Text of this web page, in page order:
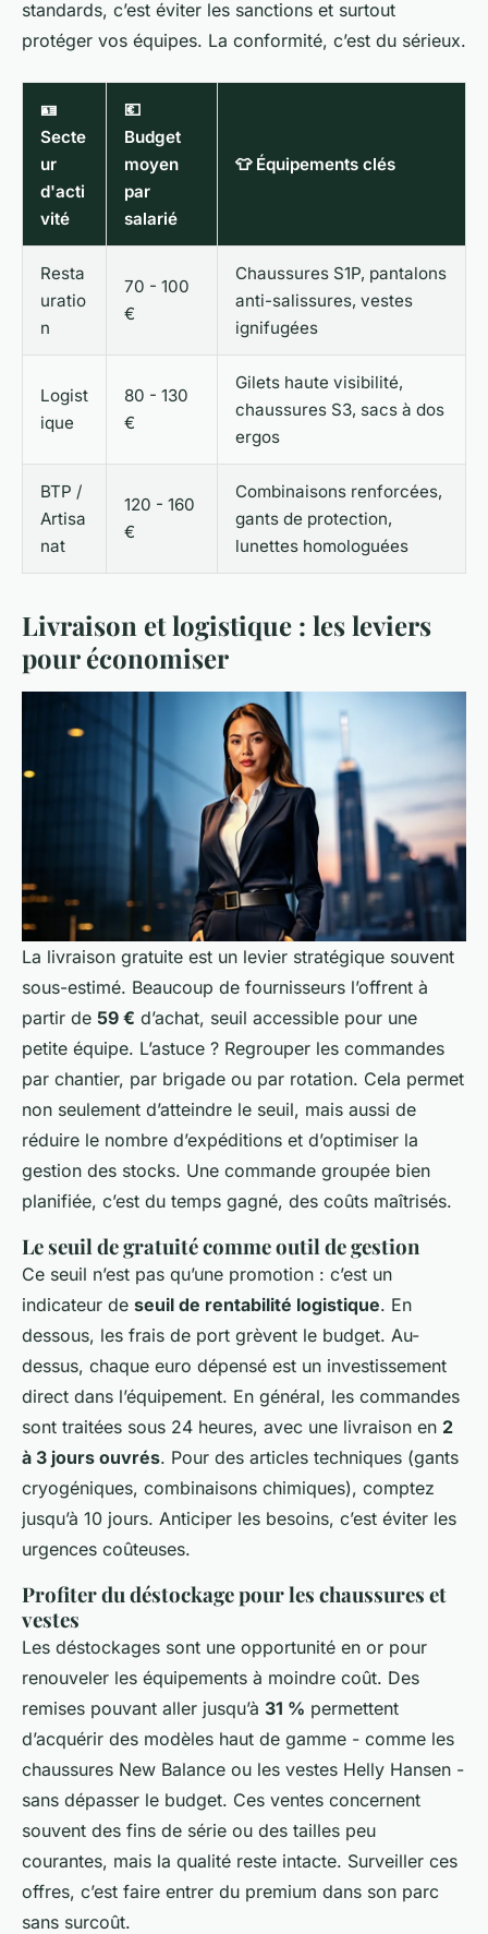
standards, c’est éviter les sanctions et surtout
protéger vos équipes. La conformité, c’est du sérieux.
🪪
Secte
ur
d'acti
vité
💶
Budget
moyen
par
salarié
👕 Équipements clés
Resta
uratio
n
70 - 100
€
Chaussures S1P, pantalons
anti-salissures, vestes
ignifugées
Logist
ique
80 - 130
€
Gilets haute visibilité,
chaussures S3, sacs à dos
ergos
BTP /
Artisa
nat
120 - 160
€
Combinaisons renforcées,
gants de protection,
lunettes homologuées
Livraison et logistique : les leviers
pour économiser
La livraison gratuite est un levier stratégique souvent
sous-estimé. Beaucoup de fournisseurs l’offrent à
partir de 59 € d’achat, seuil accessible pour une
petite équipe. L’astuce ? Regrouper les commandes
par chantier, par brigade ou par rotation. Cela permet
non seulement d’atteindre le seuil, mais aussi de
réduire le nombre d’expéditions et d’optimiser la
gestion des stocks. Une commande groupée bien
planifiée, c’est du temps gagné, des coûts maîtrisés.
Le seuil de gratuité comme outil de gestion
Ce seuil n’est pas qu’une promotion : c’est un
indicateur de seuil de rentabilité logistique. En
dessous, les frais de port grèvent le budget. Au-
dessus, chaque euro dépensé est un investissement
direct dans l’équipement. En général, les commandes
sont traitées sous 24 heures, avec une livraison en 2
à 3 jours ouvrés. Pour des articles techniques (gants
cryogéniques, combinaisons chimiques), comptez
jusqu’à 10 jours. Anticiper les besoins, c’est éviter les
urgences coûteuses.
Profiter du déstockage pour les chaussures et
vestes
Les déstockages sont une opportunité en or pour
renouveler les équipements à moindre coût. Des
remises pouvant aller jusqu’à 31 % permettent
d’acquérir des modèles haut de gamme - comme les
chaussures New Balance ou les vestes Helly Hansen -
sans dépasser le budget. Ces ventes concernent
souvent des fins de série ou des tailles peu
courantes, mais la qualité reste intacte. Surveiller ces
offres, c’est faire entrer du premium dans son parc
sans surcoût.